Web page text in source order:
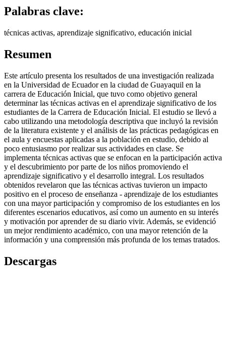
Palabras clave:
técnicas activas, aprendizaje significativo, educación inicial
Resumen
Este artículo presenta los resultados de una investigación realizada
en la Universidad de Ecuador en la ciudad de Guayaquil en la
carrera de Educación Inicial, que tuvo como objetivo general
determinar las técnicas activas en el aprendizaje significativo de los
estudiantes de la Carrera de Educación Inicial. El estudio se llevó a
cabo utilizando una metodología descriptiva que incluyó la revisión
de la literatura existente y el análisis de las prácticas pedagógicas en
el aula y encuestas aplicadas a la población en estudio, debido al
poco entusiasmo por realizar sus actividades en clase. Se
implementa técnicas activas que se enfocan en la participación activa
y el descubrimiento por parte de los niños promoviendo el
aprendizaje significativo y el desarrollo integral. Los resultados
obtenidos revelaron que las técnicas activas tuvieron un impacto
positivo en el proceso de enseñanza - aprendizaje de los estudiantes
con una mayor participación y compromiso de los estudiantes en los
diferentes escenarios educativos, así como un aumento en su interés
y motivación por aprender de su diario vivir. Además, se evidenció
un mejor rendimiento académico, con una mayor retención de la
información y una comprensión más profunda de los temas tratados.
Descargas